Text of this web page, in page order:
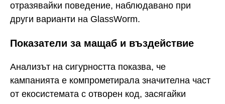
отразявайки поведение, наблюдавано при
други варианти на GlassWorm.
Показатели за мащаб и въздействие
Анализът на сигурността показва, че
кампанията е компрометирала значителна част
от екосистемата с отворен код, засягайки